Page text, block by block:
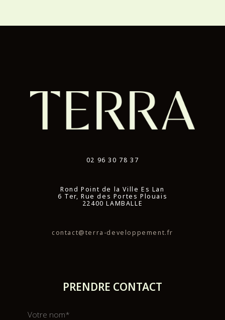
02 96 30 78 37
Rond Point de la Ville Es Lan
6 Ter, Rue des Portes Plouais
22400 LAMBALLE
contact@terra-developpement.fr
PRENDRE CONTACT